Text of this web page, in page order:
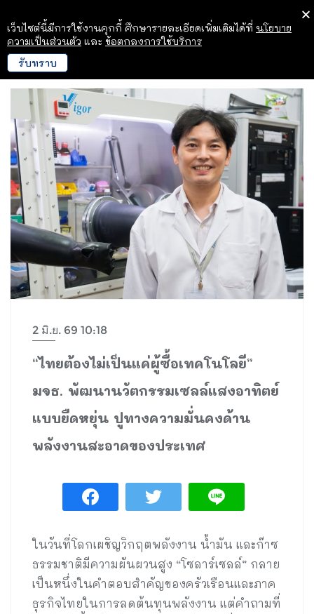
2 มิ.ย. 69 10:18
“ไทยต้องไม่เป็นแค่ผู้ซื้อเทคโนโลยี”
มจธ. พัฒนานวัตกรรมเซลล์แสงอาทิตย์
แบบยืดหยุ่น ปูทางความมั่นคงด้าน
พลังงานสะอาดของประเทศ
ในวันที่โลกเผชิญวิกฤตพลังงาน น้ำมัน และก๊าซ
ธรรมชาติมีความผันผวนสูง “โซลาร์เซลล์” กลาย
เป็นหนึ่งในคำตอบสำคัญของครัวเรือนและภาค
ธุรกิจไทยในการลดต้นทุนพลังงาน แต่คำถามที่
เว็บไซต์นี้มีการใช้งานคุกกี้ ศึกษารายละเอียดเพิ่มเติมได้ที่ นโยบาย
ความเป็นส่วนตัว และ ข้อตกลงการใช้บริการ
รับทราบ